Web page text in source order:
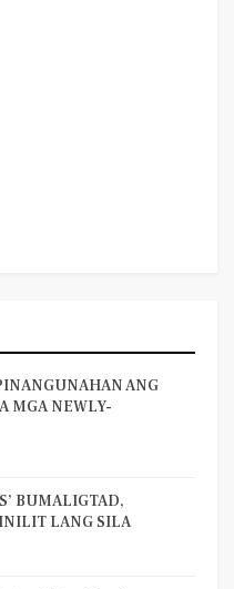
ANG
MGA NEWLY-
BUMALIGTAD,
LANG SILA